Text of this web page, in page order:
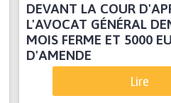
DEVANT LA COUR
L'AVOCAT GÉNÉRAL
MOIS FERME ET 5000
D'AMENDE
Lire